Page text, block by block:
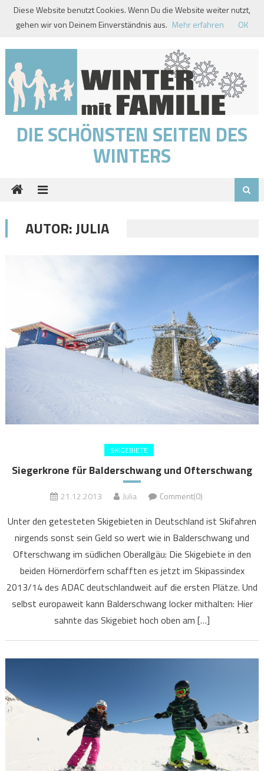
Skip
DIE SCHÖNSTEN SEITEN DES
WINTERS
AUTOR:JULIA
SKIGEBIETE
Siegerkrone für Balderschwang und Ofterschwang
21.12.2013 Julia Comment(0)
Unter den getesteten Skigebieten in Deutschland ist Skifahren
nirgends sonst sein Geld so wert wie in Balderschwang und
Ofterschwang im südlichen Oberallgäu: Die Skigebiete in den
beiden Hörnerdörfern schafften es jetzt im Skipassindex
2013/14 des ADAC deutschlandweit auf die ersten Plätze. Und
selbst europaweit kann Balderschwang locker mithalten: Hier
sahnte das Skigebiet hoch oben am […]
Diese Website benutzt Cookies. Wenn Du die Website weiter nutzt,
gehen wir von Deinem Einverständnis aus. Mehr erfahren OK